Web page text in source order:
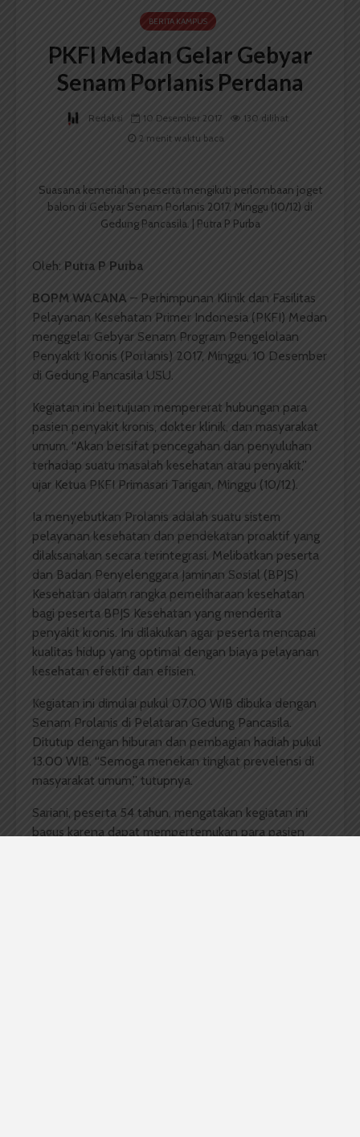
BERITA KAMPUS
PKFI Medan Gelar Gebyar
Senam Porlanis Perdana
Redaksi 10 Desember 2017
130 dilihat
2 menit waktu baca
Suasana kemeriahan peserta mengikuti perlombaan joget
balon di Gebyar Senam Porlanis 2017, Minggu (10/12) di
Gedung Pancasila. | Putra P Purba
Oleh: Putra P Purba
BOPM WACANA – Perhimpunan Klinik dan Fasilitas
Pelayanan Kesehatan Primer Indonesia (PKFI) Medan
menggelar Gebyar Senam Program Pengelolaan
Penyakit Kronis (Porlanis) 2017, Minggu, 10 Desember
di Gedung Pancasila USU.
Kegiatan ini bertujuan mempererat hubungan para
pasien penyakit kronis, dokter klinik, dan masyarakat
umum. “Akan bersifat pencegahan dan penyuluhan
terhadap suatu masalah kesehatan atau penyakit,”
ujar Ketua PKFI Primasari Tarigan, Minggu (10/12).
Ia menyebutkan Prolanis adalah suatu sistem
pelayanan kesehatan dan pendekatan proaktif yang
dilaksanakan secara terintegrasi. Melibatkan peserta
dan Badan Penyelenggara Jaminan Sosial (BPJS)
Kesehatan dalam rangka pemeliharaan kesehatan
bagi peserta BPJS Kesehatan yang menderita
penyakit kronis. Ini dilakukan agar peserta mencapai
kualitas hidup yang optimal dengan biaya pelayanan
kesehatan efektif dan efisien.
Kegiatan ini dimulai pukul 07.00 WIB dibuka dengan
Senam Prolanis di Pelataran Gedung Pancasila.
Ditutup dengan hiburan dan pembagian hadiah pukul
13.00 WIB. “Semoga menekan tingkat prevelensi di
masyarakat umum,” tutupnya.
Sariani, peserta 54 tahun, mengatakan kegiatan ini
bagus karena dapat mempertemukan para pasien